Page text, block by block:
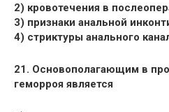
2) кровотечения в
3) признаки анальной
4) стриктуры анального
21. Основополагающим в
геморроя является